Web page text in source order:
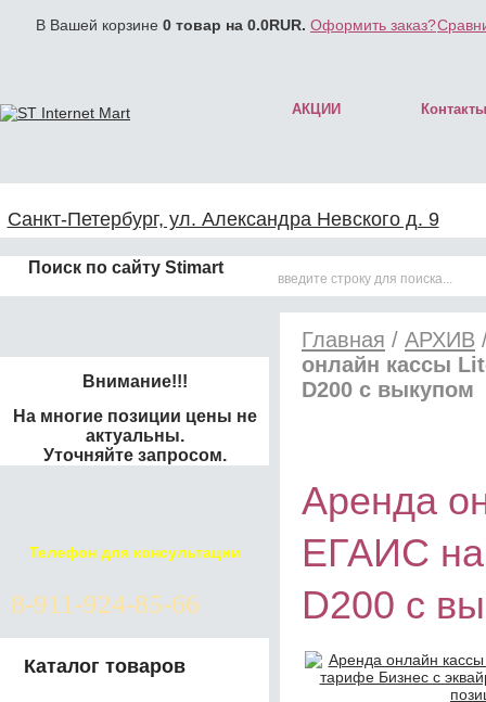
В Вашей корзине 0 товар на 0.0RUR. Оформить заказ?
АКЦИИ Контакты
Санкт-Петербург, ул. Александра Невского д. 9
Поиск по сайту Stimart
Внимание!!!
На многие позиции цены не
актуальны.
Уточняйте запросом.
Телефон для консультации
8-911-924-85-66
Каталог товаров
Главная / АРХИВ
онлайн кассы
D200 с выкупом
Аренда
ЕГАИС на
D200 с